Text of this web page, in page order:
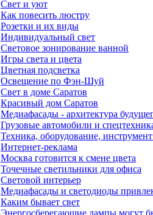
Свет и уют
Как повесить люстру
Розетки и их виды
Индивидуальный свет
Световое зонирование ванной
Игры света и цвета
Цветная подсветка
Освещение по Фэн-Шуй
Свет в доме Саратов
Красивый дом Саратов
Медиафасады - архитектура
Грузовые автомобили и
Техника, оборудование,
Интернет-реклама
Москва готовится к смене цвета
Точечные светильники для офиса
Световой интерьер
Медиафасады и светодиоды
Каким бывает свет
Энергосберегающие лампы могут